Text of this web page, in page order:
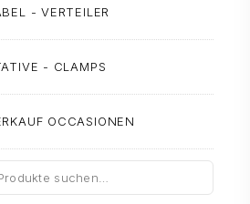
- VERTEILER
- CLAMPS
OCCASIONEN